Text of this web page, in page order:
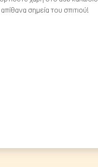
σημεία του σπιτιού!